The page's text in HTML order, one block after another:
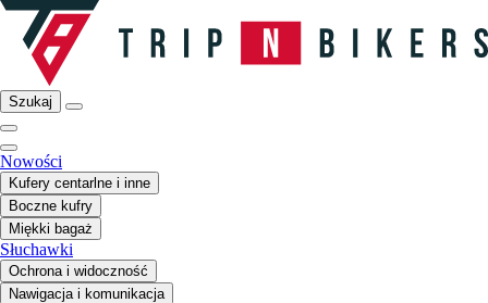
Szukaj
Nowości
Kufery centarlne i inne
Boczne kufry
Miękki bagaż
Słuchawki
Ochrona i widoczność
Nawigacja i komunikacja